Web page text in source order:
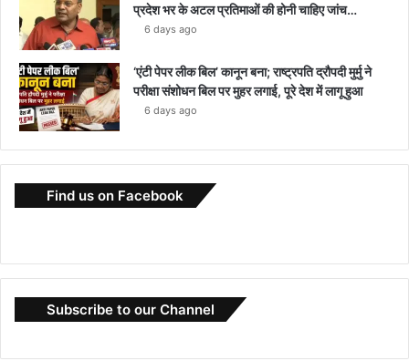
प्रदेश भर के अटल प्रतिमाओं की होनी चाहिए जांच…
6 days ago
‘एंटी पेपर लीक बिल’ कानून बना; राष्ट्रपति द्रौपदी मुर्मु ने
परीक्षा संशोधन बिल पर मुहर लगाई, पूरे देश में लागू हुआ
6 days ago
Find us on Facebook
Subscribe to our Channel